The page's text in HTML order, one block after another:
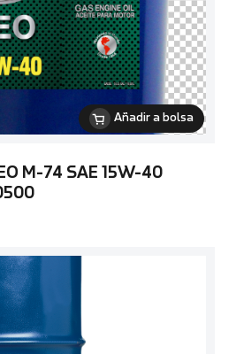
Añadir a bolsa
M-74 SAE 15W-40